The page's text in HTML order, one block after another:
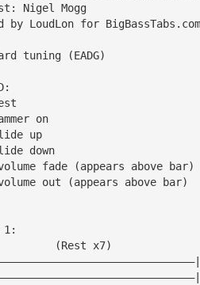
Nigel Mogg
by LoudLon for BigBassTabs.com
tuning (EADG)
on
up
down
fade (appears above bar)
out (appears above bar)
1:
(Rest x7)